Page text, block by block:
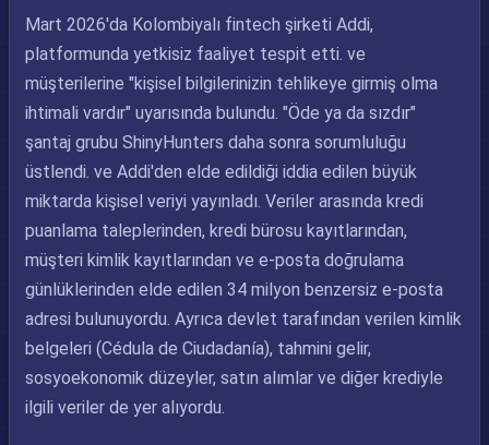
Mart 2026'da Kolombiyalı fintech şirketi Addi,
platformunda yetkisiz faaliyet tespit etti. ve
müşterilerine "kişisel bilgilerinizin tehlikeye girmiş olma
ihtimali vardır" uyarısında bulundu. "Öde ya da sızdır"
şantaj grubu ShinyHunters daha sonra sorumluluğu
üstlendi. ve Addi'den elde edildiği iddia edilen büyük
miktarda kişisel veriyi yayınladı. Veriler arasında kredi
puanlama taleplerinden, kredi bürosu kayıtlarından,
müşteri kimlik kayıtlarından ve e-posta doğrulama
günlüklerinden elde edilen 34 milyon benzersiz e-posta
adresi bulunuyordu. Ayrıca devlet tarafından verilen kimlik
belgeleri (Cédula de Ciudadanía), tahmini gelir,
sosyoekonomik düzeyler, satın alımlar ve diğer krediyle
ilgili veriler de yer alıyordu.